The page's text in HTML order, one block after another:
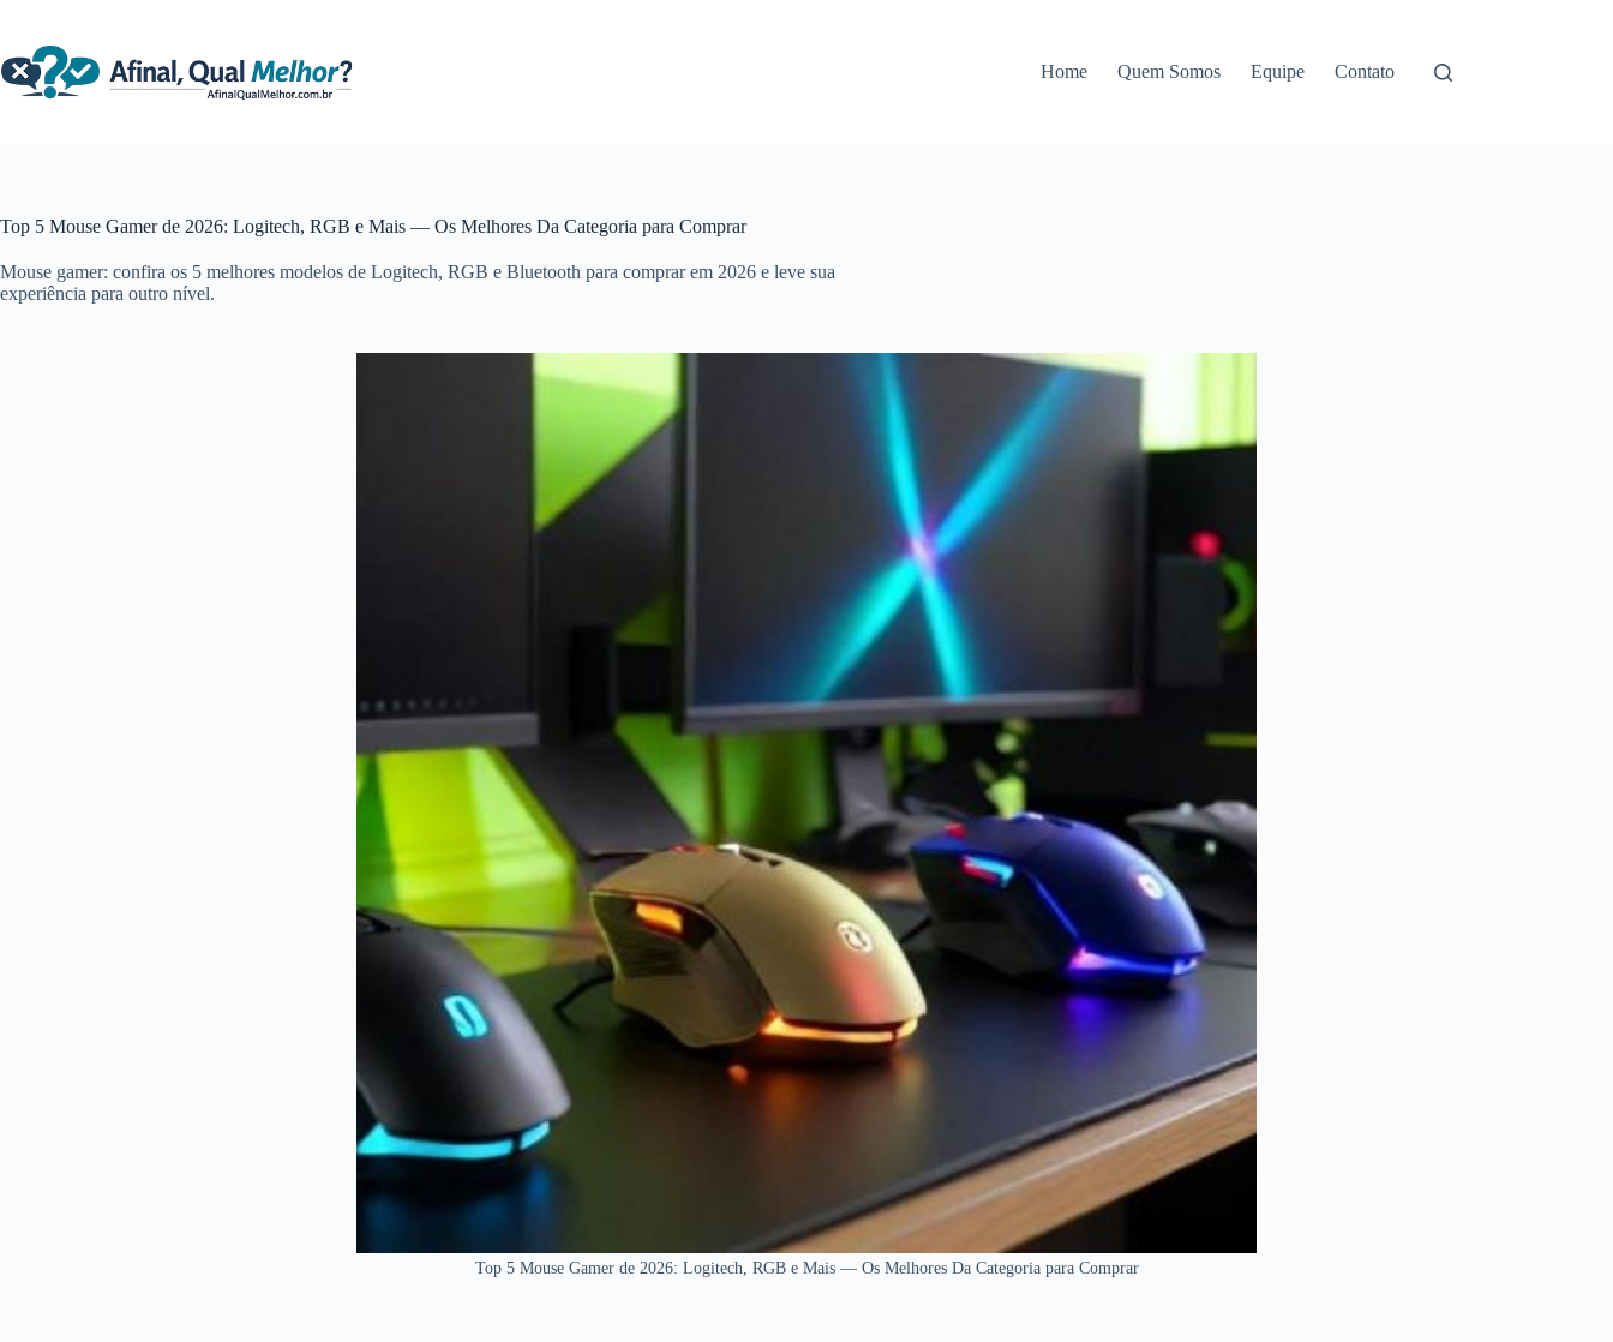
conteúdo
Home Quem Somos Equipe Contato
Top 5 Mouse Gamer de 2026: Logitech, RGB e Mais — Os Melhores Da Categoria para Comprar
Mouse gamer: confira os 5 melhores modelos de Logitech, RGB e Bluetooth para comprar em 2026 e leve sua
experiência para outro nível.
Top 5 Mouse Gamer de 2026: Logitech, RGB e Mais — Os Melhores Da Categoria para Comprar